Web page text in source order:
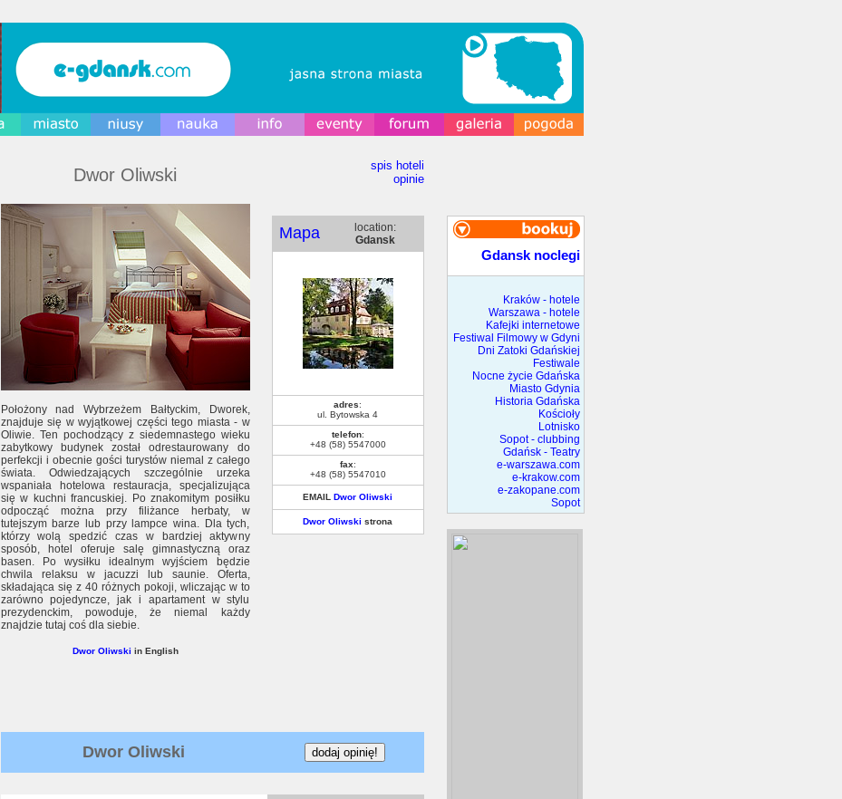
Dwor Oliwski
Położony nad Wybrzeżem Bałtyckim, Dworek,
znajduje się w wyjątkowej części tego miasta - w
Oliwie. Ten pochodzący z siedemnastego wieku
zabytkowy budynek został odrestaurowany do
perfekcji i obecnie gości turystów niemal z całego
świata. Odwiedzających szczególnie urzeka
wspaniała hotelowa restauracja, specjalizująca
się w kuchni francuskiej. Po znakomitym posiłku
odpocząć można przy filiżance herbaty, w
tutejszym barze lub przy lampce wina. Dla tych,
którzy wolą spedzić czas w bardziej aktywny
sposób, hotel oferuje salę gimnastyczną oraz
basen. Po wysiłku idealnym wyjściem będzie
chwila relaksu w jacuzzi lub saunie. Oferta,
składająca się z 40 różnych pokoji, wliczając w to
zarówno pojedyncze, jak i apartament w stylu
prezydenckim, powoduje, że niemal każdy
znajdzie tutaj coś dla siebie.
Dwor Oliwski in English
spis hoteli
opinie
Mapa
location:
Gdansk
adres:
ul. Bytowska 4
telefon:
+48 (58) 5547000
fax:
+48 (58) 5547010
EMAIL Dwor Oliwski
Dwor Oliwski strona
Gdansk noclegi
Kraków - hotele
Warszawa - hotele
Kafejki internetowe
Festiwal Filmowy w Gdyni
Dni Zatoki Gdańskiej
Festiwale
Nocne życie Gdańska
Miasto Gdynia
Historia Gdańska
Kościoły
Lotnisko
Sopot - clubbing
Gdańsk - Teatry
e-warszawa.com
e-krakow.com
e-zakopane.com
Sopot
Dwor Oliwski